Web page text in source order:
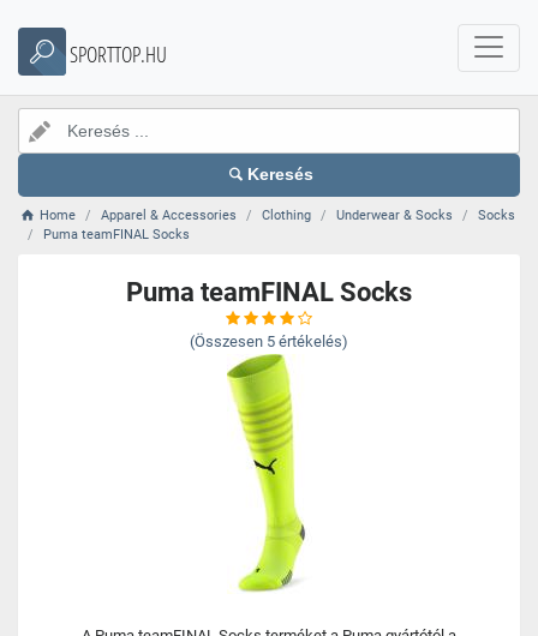
SPORTTOP.HU
Keresés
Home Apparel & Accessories Clothing Underwear & Socks
Socks
Puma teamFINAL Socks
Puma teamFINAL Socks
(Összesen 5 értékelés)